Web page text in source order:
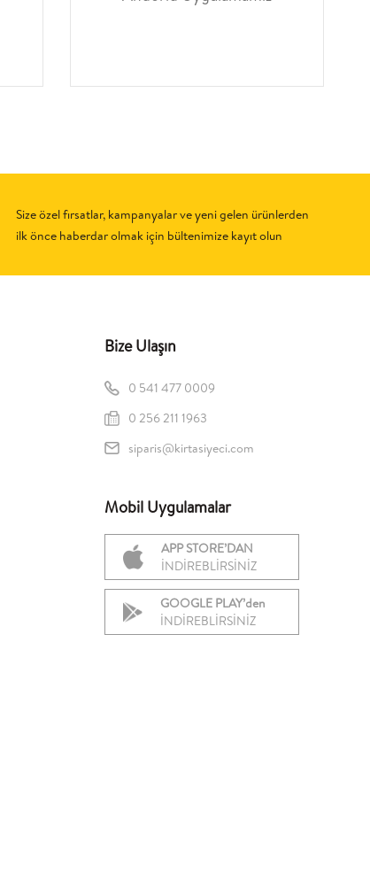
Size özel fırsatlar, kampanyalar ve yeni gelen ürünlerden
ilk önce haberdar olmak için bültenimize kayıt olun
Bize Ulaşın
0 541 477 0009
0 256 211 1963
siparis@kirtasiyeci.com
Mobil Uygulamalar
APP STORE’DAN
İNDİREBLİRSİNİZ
GOOGLE PLAY’den
İNDİREBLİRSİNİZ